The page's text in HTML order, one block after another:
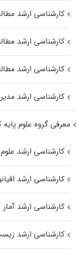
کارشناسی ارشد
کارشناسی ارشد
کارشناسی ارشد
کارشناسی ارشد
معرفی گروه علوم
کارشناسی ارشد
کارشناسی ارشد
کارشناسی ارشد آمار
کارشناسی ارشد